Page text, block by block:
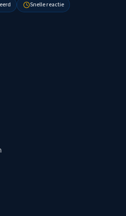
Snelle reactie